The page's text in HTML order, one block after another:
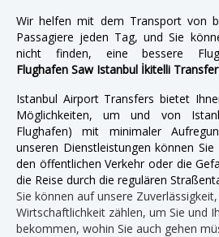
Wir helfen mit dem Transport von
Passagiere jeden Tag, und Sie
nicht finden, eine bessere
Flughafen Saw Istanbul İkitelli Transfer
Istanbul Airport Transfers bietet
Möglichkeiten, um und von
Flughafen) mit minimaler
unseren Dienstleistungen können
den öffentlichen Verkehr oder die
die Reise durch die regulären
Sie können auf unsere
Wirtschaftlichkeit zählen, um Sie und
bekommen, wohin Sie auch gehen